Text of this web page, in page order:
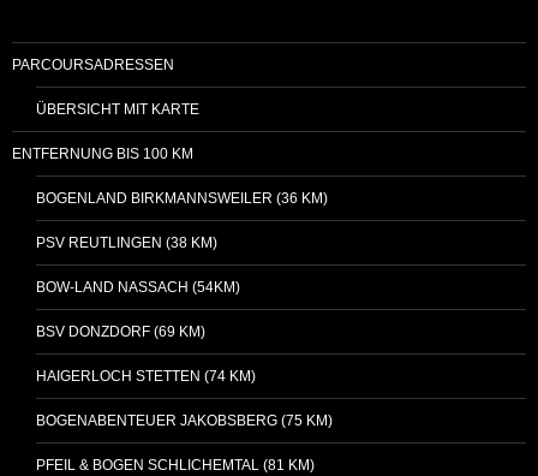
PARCOURSADRESSEN
ÜBERSICHT MIT KARTE
ENTFERNUNG BIS 100 KM
BOGENLAND BIRKMANNSWEILER (36 KM)
PSV REUTLINGEN (38 KM)
BOW-LAND NASSACH (54KM)
BSV DONZDORF (69 KM)
HAIGERLOCH STETTEN (74 KM)
BOGENABENTEUER JAKOBSBERG (75 KM)
PFEIL & BOGEN SCHLICHEMTAL (81 KM)